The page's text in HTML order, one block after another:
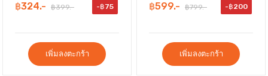
฿324.- ฿399.- -฿75
เพิ่มลงตะกร้า
฿599.- ฿799.- -฿200
เพิ่มลงตะกร้า